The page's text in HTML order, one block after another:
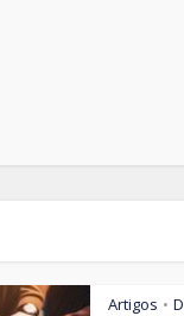
Artigos •